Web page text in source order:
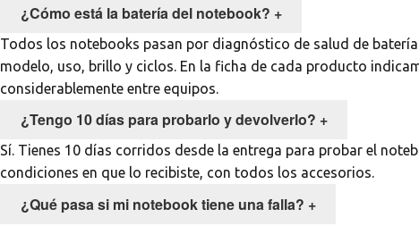
¿Cómo está la batería del notebook? +
Todos los notebooks pasan por diagnóstico de salud de
modelo, uso, brillo y ciclos. En la ficha de cada producto
considerablemente entre equipos.
¿Tengo 10 días para probarlo y devolverlo? +
Sí. Tienes 10 días corridos desde la entrega para probar el
condiciones en que lo recibiste, con todos los accesorios.
¿Qué pasa si mi notebook tiene una falla? +